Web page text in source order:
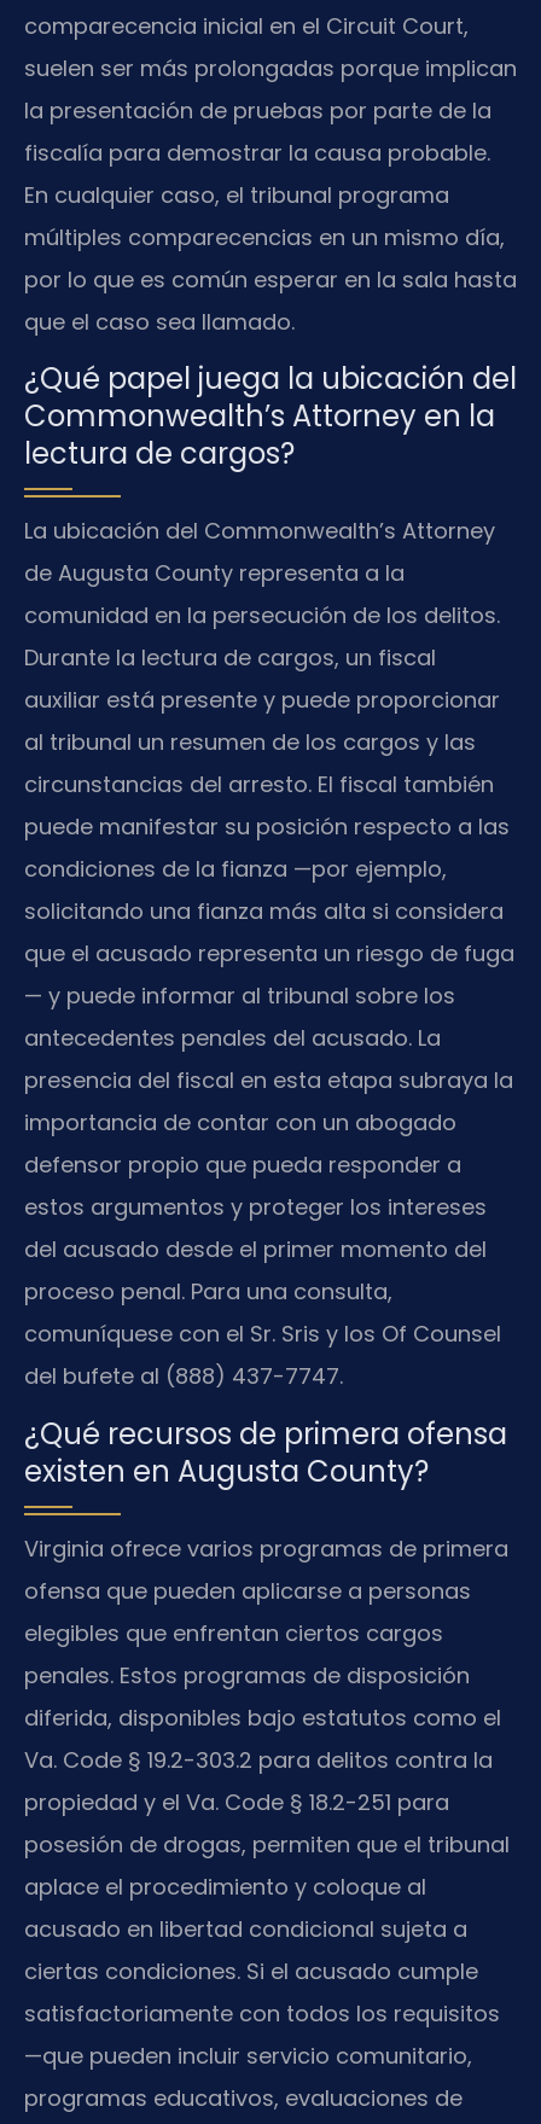
comparecencia inicial en el Circuit Court,
suelen ser más prolongadas porque implican
la presentación de pruebas por parte de la
fiscalía para demostrar la causa probable.
En cualquier caso, el tribunal programa
múltiples comparecencias en un mismo día,
por lo que es común esperar en la sala hasta
que el caso sea llamado.
¿Qué papel juega la ubicación del
Commonwealth’s Attorney en la
lectura de cargos?
La ubicación del Commonwealth’s Attorney
de Augusta County representa a la
comunidad en la persecución de los delitos.
Durante la lectura de cargos, un fiscal
auxiliar está presente y puede proporcionar
al tribunal un resumen de los cargos y las
circunstancias del arresto. El fiscal también
puede manifestar su posición respecto a las
condiciones de la fianza —por ejemplo,
solicitando una fianza más alta si considera
que el acusado representa un riesgo de fuga
— y puede informar al tribunal sobre los
antecedentes penales del acusado. La
presencia del fiscal en esta etapa subraya la
importancia de contar con un abogado
defensor propio que pueda responder a
estos argumentos y proteger los intereses
del acusado desde el primer momento del
proceso penal. Para una consulta,
comuníquese con el Sr. Sris y los Of Counsel
del bufete al (888) 437-7747.
¿Qué recursos de primera ofensa
existen en Augusta County?
Virginia ofrece varios programas de primera
ofensa que pueden aplicarse a personas
elegibles que enfrentan ciertos cargos
penales. Estos programas de disposición
diferida, disponibles bajo estatutos como el
Va. Code § 19.2-303.2 para delitos contra la
propiedad y el Va. Code § 18.2-251 para
posesión de drogas, permiten que el tribunal
aplace el procedimiento y coloque al
acusado en libertad condicional sujeta a
ciertas condiciones. Si el acusado cumple
satisfactoriamente con todos los requisitos
—que pueden incluir servicio comunitario,
programas educativos, evaluaciones de